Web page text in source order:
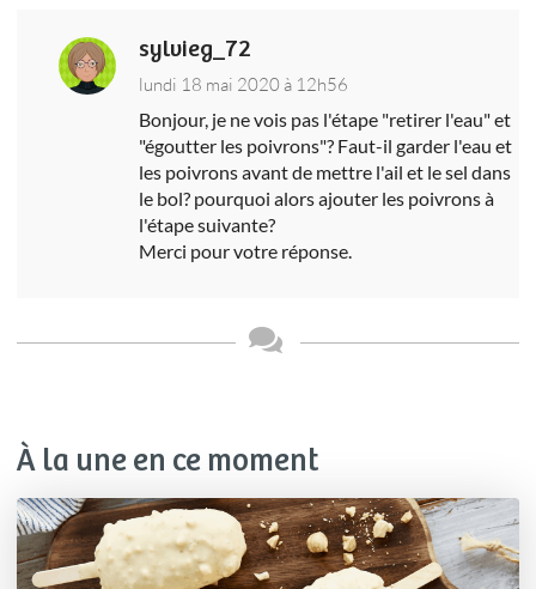
sylvieg_72
lundi 18 mai 2020 à 12h56
Bonjour, je ne vois pas l'étape "retirer l'eau" et
"égoutter les poivrons"? Faut-il garder l'eau et
les poivrons avant de mettre l'ail et le sel dans
le bol? pourquoi alors ajouter les poivrons à
l'étape suivante?
Merci pour votre réponse.
À la une en ce moment